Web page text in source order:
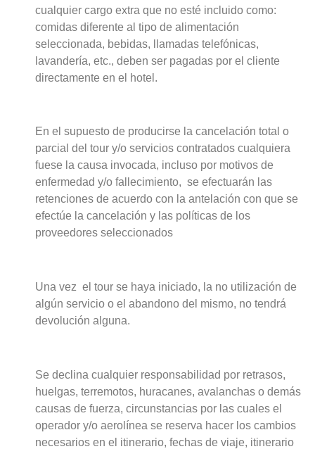
cualquier cargo extra que no esté incluido como:
comidas diferente al tipo de alimentación
seleccionada, bebidas, llamadas telefónicas,
lavandería, etc., deben ser pagadas por el cliente
directamente en el hotel.
En el supuesto de producirse la cancelación total o
parcial del tour y/o servicios contratados cualquiera
fuese la causa invocada, incluso por motivos de
enfermedad y/o fallecimiento, se efectuarán las
retenciones de acuerdo con la antelación con que se
efectúe la cancelación y las políticas de los
proveedores seleccionados
Una vez el tour se haya iniciado, la no utilización de
algún servicio o el abandono del mismo, no tendrá
devolución alguna.
Se declina cualquier responsabilidad por retrasos,
huelgas, terremotos, huracanes, avalanchas o demás
causas de fuerza, circunstancias por las cuales el
operador y/o aerolínea se reserva hacer los cambios
necesarios en el itinerario, fechas de viaje, itinerario